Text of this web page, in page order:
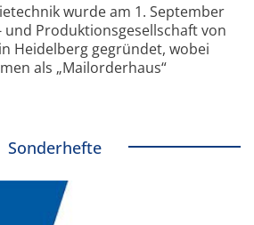
wurde am 1. September
und Produktionsgesellschaft von
Heidelberg gegründet, wobei
als „Mailorderhaus“
Sonderhefte